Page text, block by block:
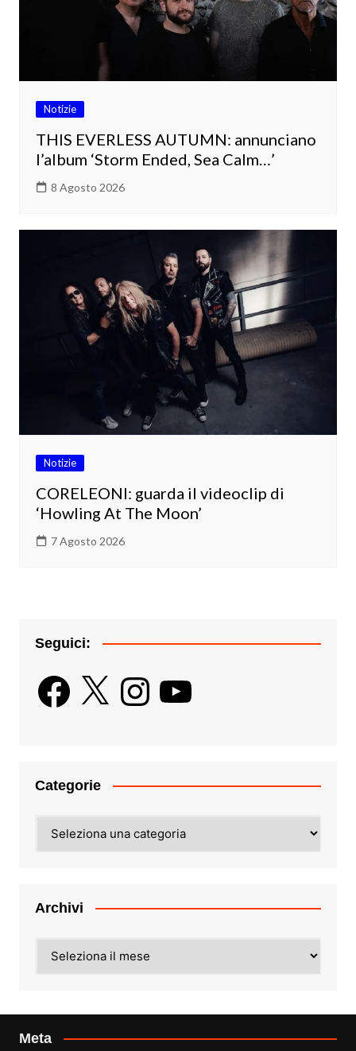
Notizie
THIS EVERLESS AUTUMN: annunciano
l’album ‘Storm Ended, Sea Calm…’
8 Agosto 2026
Notizie
CORELEONI: guarda il videoclip di
‘Howling At The Moon’
7 Agosto 2026
Seguici:
Facebook
X InstagramYouTube
Categorie
Archivi
Meta